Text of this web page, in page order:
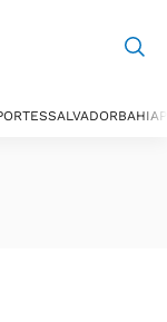
SALVADORBAHIA